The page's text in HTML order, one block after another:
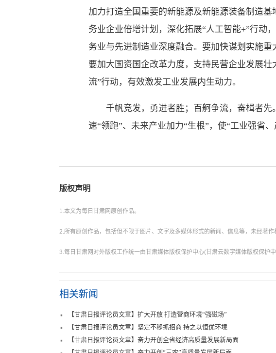
加力打造全国重要的新能源及新能源装备制造
务业企业倍增计划，深化拓展“人工智能+”行动
务业与先进制造业深度融合。要加快谋划实施
要加大国资国企改革力度，支持民营企业发展
流”行动，有效激发工业发展内生动力。
千帆竞发，勇进者胜；百舸争流，奋楫者先
速“领跑”、未来产业加力“生根”，使“工业强省
版权声明
1.本文为每日甘肃网原创作品。
2.所有原创作品，包括但不限于图片、文字及多媒体形式的新闻、信息等，未经著
3.每日甘肃网对外版权工作统一由甘肃媒体版权保护中心(甘肃云数字媒体版权保护
相关新闻
【甘肃日报评论员文章】扩大开放 打造营商环境“强磁场”
【甘肃日报评论员文章】坚定不移抓招商 持之以恒优环境
【甘肃日报评论员文章】奋力开创全省经济高质量发展新局面